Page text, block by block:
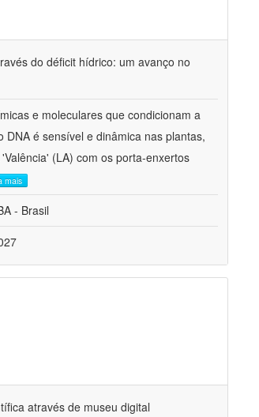
do déficit hídrico: um avanço no
e moleculares que condicionam a
é sensível e dinâmica nas plantas,
(LA) com os porta-enxertos
mais
- Brasil
através de museu digital